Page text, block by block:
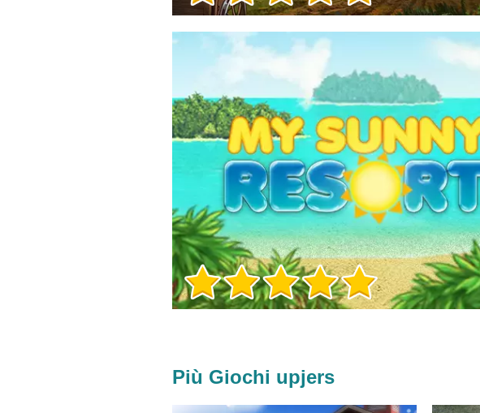
Info sul Gioco
Info sul Gioco
Più Giochi upjers